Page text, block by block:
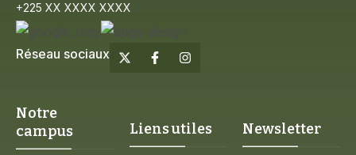
+225 XX XXXX XXXX
Réseau sociaux
Notre
campus
Liens utiles Newsletter